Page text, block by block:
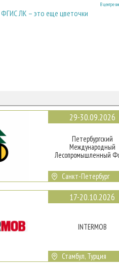
В центре
ФГИС ЛК – это еще цветочки
29-30.09.2026
Петербургский
Международный
Лесопромышленный
Санкт-Петербург
17-20.10.2026
INTERMOB
Стамбул, Турция